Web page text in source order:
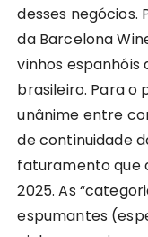
desses
da Barcelona
vinhos
brasileiro. Para o
unânime entre
de continuidade
faturamento que
2025. As
espumantes